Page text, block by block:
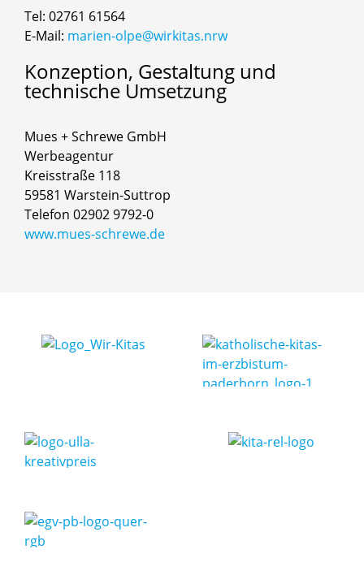
Tel: 02761 61564
E-Mail: marien-olpe@wirkitas.nrw
Konzeption, Gestaltung und
technische Umsetzung
Mues + Schrewe GmbH
Werbeagentur
Kreisstraße 118
59581 Warstein-Suttrop
Telefon 02902 9792-0
www.mues-schrewe.de